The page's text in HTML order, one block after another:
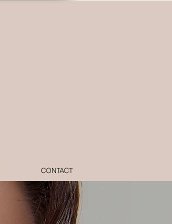
CONTACT